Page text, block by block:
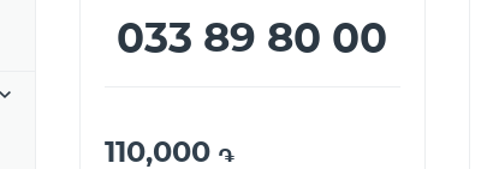
033 89 80 00
110,000 ֏